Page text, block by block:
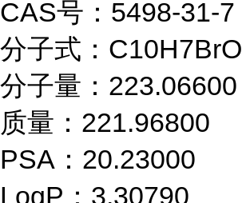
CAS号：5498-31-7
分子式：C10H7BrO
分子量：223.06600
质量：221.96800
PSA：20.23000
LogP：3.30790